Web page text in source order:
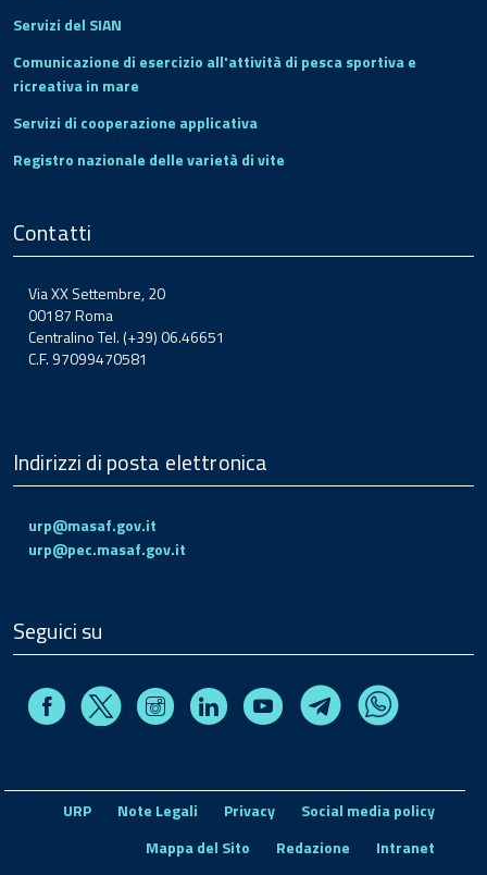
Servizi del SIAN
Comunicazione di esercizio all'attività di pesca sportiva e
ricreativa in mare
Servizi di cooperazione applicativa
Registro nazionale delle varietà di vite
Contatti
Via XX Settembre, 20
00187 Roma
Centralino Tel. (+39) 06.46651
C.F. 97099470581
Indirizzi di posta elettronica
urp@masaf.gov.it
urp@pec.masaf.gov.it
Seguici su
FacebookX InstagramLinkedin Youtube TelegramWhatsapp
URP Note Legali Privacy
Social media policy
Mappa del Sito
Redazione
Intranet